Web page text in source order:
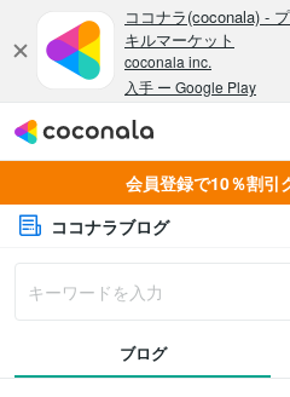
会員登録で10％割引
ココナラブログ
ブログ